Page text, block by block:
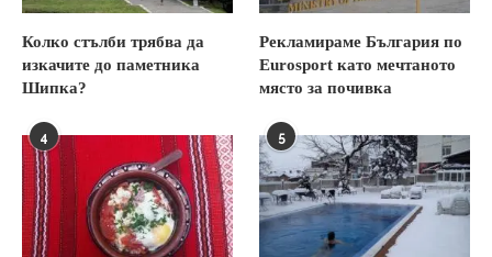
Колко стълби трябва да
изкачите до паметника
Шипка?
Рекламираме България по
Eurosport като мечтаното
място за почивка
4 5